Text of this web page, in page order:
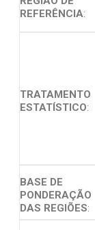
REFERÊNCIA:
TRATAMENTO
ESTATÍSTICO:
BASE DE
PONDERAÇÃO
DAS REGIÕES: